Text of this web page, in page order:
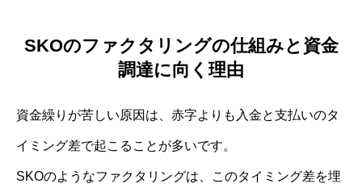
SKOのファクタリングの仕組みと資金
調達に向く理由
資金繰りが苦しい原因は、赤字よりも入金と支払いのタ
イミング差で起こることが多いです。
SKOのようなファクタリングは、このタイミング差を埋